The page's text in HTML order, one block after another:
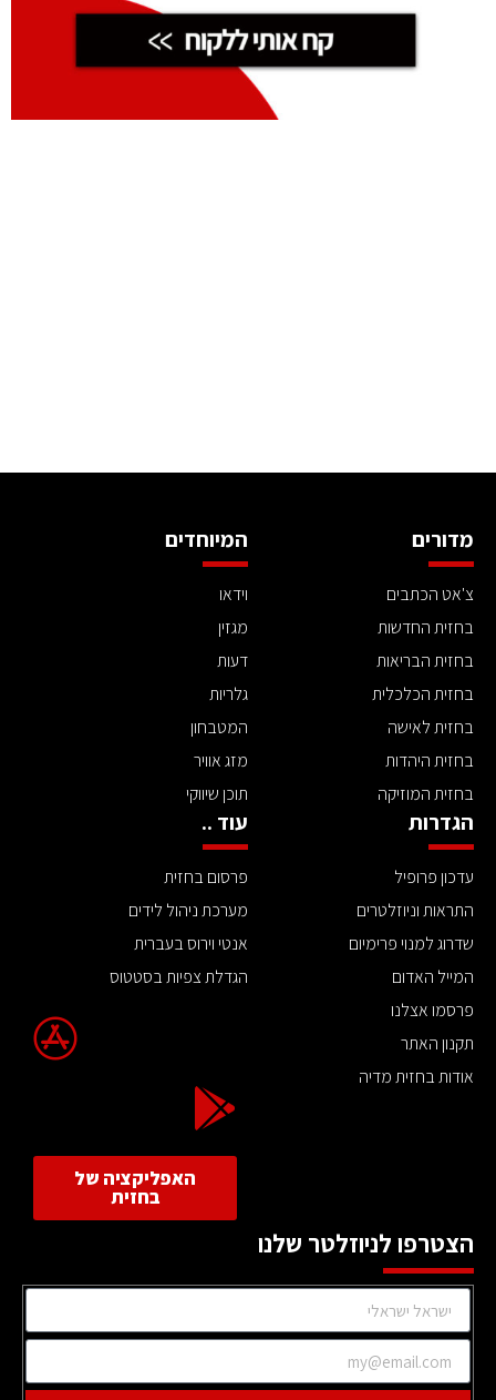
מדורים
צ'אט הכתבים
בחזית החדשות
בחזית הבריאות
בחזית הכלכלית
בחזית לאישה
בחזית היהדות
בחזית המוזיקה
המיוחדים
וידאו
מגזין
דעות
גלריות
המטבחון
מזג אוויר
תוכן שיווקי
הגדרות
עדכון פרופיל
התראות וניוזלטרים
שדרוג למנוי פרימיום
המייל האדום
פרסמו אצלנו
תקנון האתר
אודות בחזית מדיה
עוד ..
פרסום בחזית
מערכת ניהול לידים
אנטי וירוס בעברית
הגדלת צפיות בסטטוס
האפליקציה של
בחזית
הצטרפו לניוזלטר שלנו